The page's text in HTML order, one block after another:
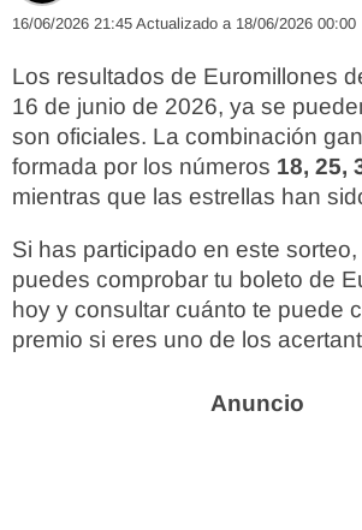
16/06/2026 21:45 Actualizado a 18/06/2026 00:00
Los resultados de Euromillones
16 de junio de 2026, ya se
son oficiales. La combinación
formada por los números 18, 25,
mientras que las estrellas han
Si has participado en este
puedes comprobar tu boleto de
hoy y consultar cuánto te puede
premio si eres uno de los